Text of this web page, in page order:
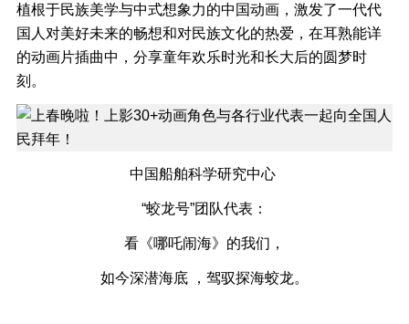
植根于民族美学与中式想象力的中国动画，激发了一代代
国人对美好未来的畅想和对民族文化的热爱，在耳熟能详
的动画片插曲中，分享童年欢乐时光和长大后的圆梦时
刻。
中国船舶科学研究中心
“蛟龙号”团队代表：
看《哪吒闹海》的我们，
如今深潜海底 ，驾驭探海蛟龙。